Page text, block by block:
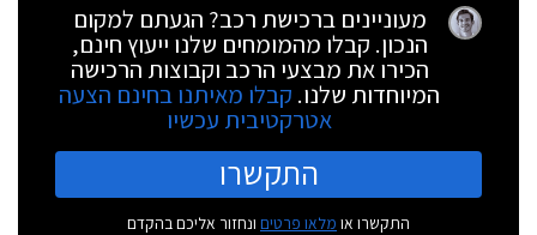
מעוניינים ברכישת רכב? הגעתם למקום
הנכון. קבלו מהמומחים שלנו ייעוץ חינם,
הכירו את מבצעי הרכב וקבוצות הרכישה
המיוחדות שלנו. קבלו מאיתנו בחינם הצעה
אטרקטיבית עכשיו
התקשרו
התקשרו או מלאו פרטים ונחזור אליכם בהקדם